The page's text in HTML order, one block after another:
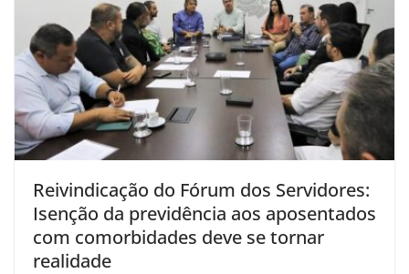
Reivindicação do Fórum dos Servidores:
Isenção da previdência aos aposentados
com comorbidades deve se tornar
realidade